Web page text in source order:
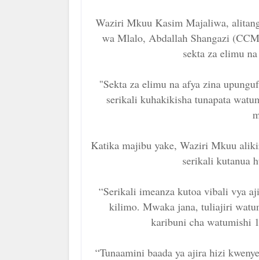
Waziri Mkuu Kasim Majaliwa,
wa Mlalo, Abdallah Shangazi
sekta za elimu
"Sekta za elimu na afya zina
serikali kuhakikisha tunapata
Katika majibu yake, Waziri Mkuu
serikali kutanua
“Serikali imeanza kutoa vibali vya
kilimo. Mwaka jana, tuliajiri
karibuni cha watumishi
“Tunaamini baada ya ajira hizi